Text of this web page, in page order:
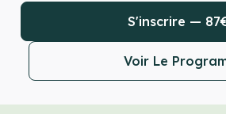
S'inscrire —
Voir Le